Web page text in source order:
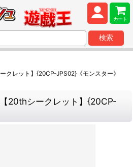
カート
検索
クレット】{20CP-JPS02}《モンスター》
20thシークレット】{20CP-